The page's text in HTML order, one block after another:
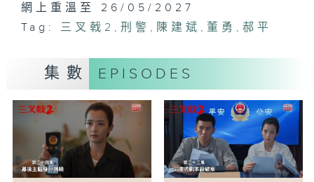
網上重溫至 26/05/2027
Tag:
三叉戟2 ,刑警 , 陳建斌 , 董勇 ,郝平
集數 EPISODES